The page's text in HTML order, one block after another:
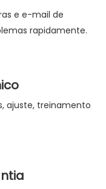
e e-mail de
rapidamente.
ajuste, treinamento